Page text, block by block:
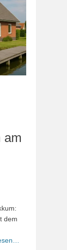
am
dem